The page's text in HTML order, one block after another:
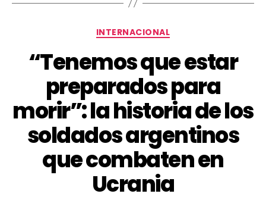
INTERNACIONAL
“Tenemos que estar
preparados para
morir”: la historia de los
soldados argentinos
que combaten en
Ucrania